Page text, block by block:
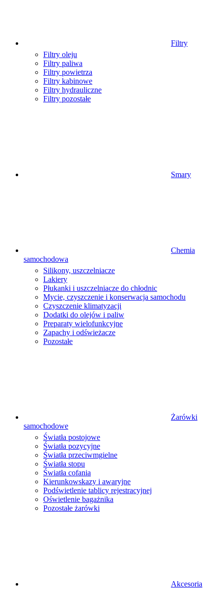
Filtry
Filtry oleju
Filtry paliwa
Filtry powietrza
Filtry kabinowe
Filtry hydrauliczne
Filtry pozostałe
Smary
Chemia
samochodowa
Silikony, uszczelniacze
Lakiery
Płukanki i uszczelniacze do chłodnic
Mycie, czyszczenie i konserwacja samochodu
Czyszczenie klimatyzacji
Dodatki do olejów i paliw
Preparaty wielofunkcyjne
Zapachy i odświeżacze
Pozostałe
Żarówki
samochodowe
Światła postojowe
Światła pozycyjne
Światła przeciwmgielne
Światła stopu
Światła cofania
Kierunkowskazy i awaryjne
Podświetlenie tablicy rejestracyjnej
Oświetlenie bagażnika
Pozostałe żarówki
Akcesoria